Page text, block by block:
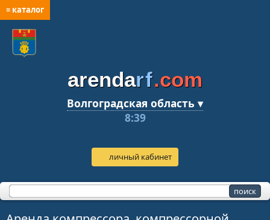
≡ каталог
arendarf.com
Волгоградская область ▾
8:39
личный кабинет